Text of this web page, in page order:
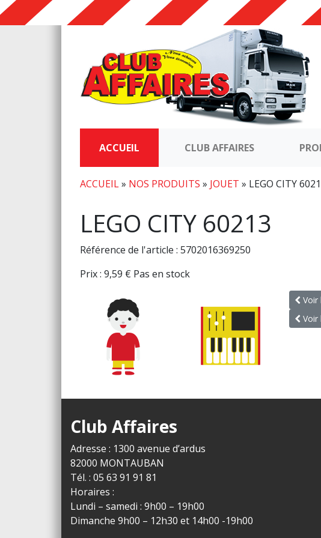
ACCUEIL CLUB AFFAIRES
ACCUEIL» NOS PRODUITS » JOUET » LEGO CITY
LEGO CITY 60213
Référence de l'article : 5702016369250
Prix : 9,59 € Pas en stock
Voir
Voir
Club Affaires
Adresse : 1300 avenue d’ardus
82000 MONTAUBAN
Tél. : 05 63 91 91 81
Horaires :
Lundi – samedi : 9h00 – 19h00
Dimanche 9h00 – 12h30 et 14h00 -19h00